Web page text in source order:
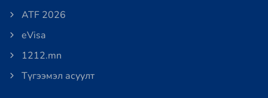
ATF 2026
eVisa
1212.mn
Түгээмэл асуулт